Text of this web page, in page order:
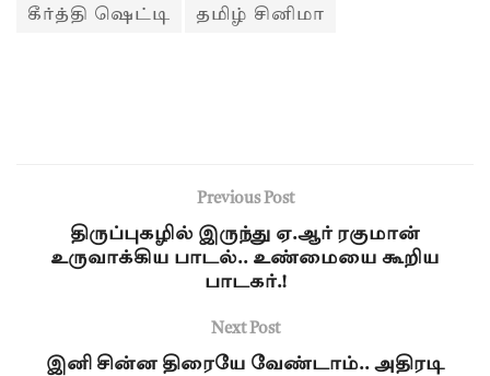
கீர்த்தி ஷெட்டி தமிழ் சினிமா
Previous Post
திருப்புகழில் இருந்து ஏ.ஆர் ரகுமான்
உருவாக்கிய பாடல்.. உண்மையை கூறிய
பாடகர்.!
Next Post
இனி சின்ன திரையே வேண்டாம்.. அதிரடி